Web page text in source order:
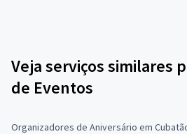
Veja serviços similares
de Eventos
Organizadores de Aniversário em